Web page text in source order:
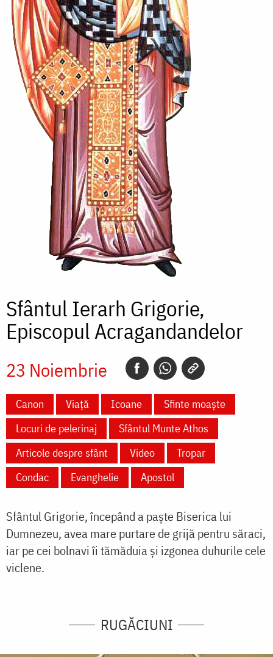
Sfântul Ierarh Grigorie,
Episcopul Acragandandelor
23 Noiembrie
Canon Viață Icoane
Sfinte moaște
Locuri de pelerinaj
Sfântul Munte Athos
Articole despre sfânt
Video
Tropar
Condac
Evanghelie Apostol
Sfântul Grigorie, începând a paște Biserica lui
Dumnezeu, avea mare purtare de grijă pentru săraci,
iar pe cei bolnavi îi tămăduia și izgonea duhurile cele
viclene.
RUGĂCIUNI